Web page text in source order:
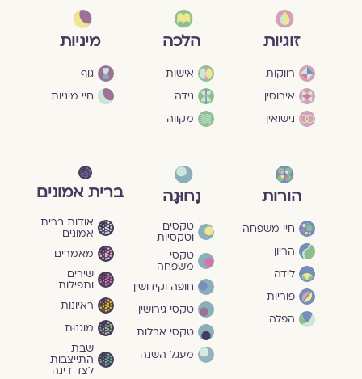
זוגיות
רווקות
אירוסין
נישואין
הלכה
אישות
נידה
מקווה
מיניות
גוף
חיי מיניות
הורות
חיי משפחה
הריון
לידה
פוריות
הפלה
נָחוּגָה
טקסים
וטקסיות
טקסי
משפחה
חופה וקידושין
טקסי גירושין
טקסי אבלות
מעגל השנה
ברית אמונים
אודות ברית
אמונים
מאמרים
שירים
ותפילות
ראיונות
מוגנוּת
שבת
התייצבות
לצד דינה